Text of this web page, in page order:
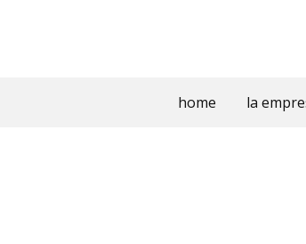
home la